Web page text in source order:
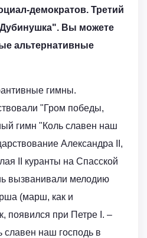
демократов. Третий
Вы можете
альтернативные
гимны.
"Гром победы,
гимн "Коль славен наш
Александра II,
II куранты на Спасской
вызванивали мелодию
(марш, как и
появился при Петре I. –
славен наш господь в